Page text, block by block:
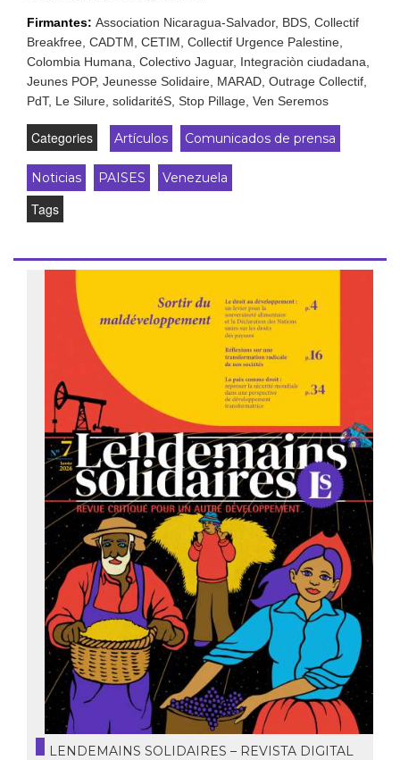
Firmantes: Association Nicaragua-Salvador, BDS, Collectif
Breakfree, CADTM, CETIM, Collectif Urgence Palestine,
Colombia Humana, Colectivo Jaguar, Integraciòn ciudadana,
Jeunes POP, Jeunesse Solidaire, MARAD, Outrage Collectif,
PdT, Le Silure, solidaritéS, Stop Pillage, Ven Seremos
Categories Artículos Comunicados de prensa
Noticias PAISES Venezuela
Tags
LENDEMAINS SOLIDAIRES – REVISTA DIGITAL